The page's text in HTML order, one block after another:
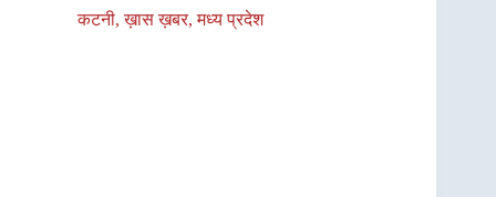
कटनी,ख़ास ख़बर,मध्य प्रदेश